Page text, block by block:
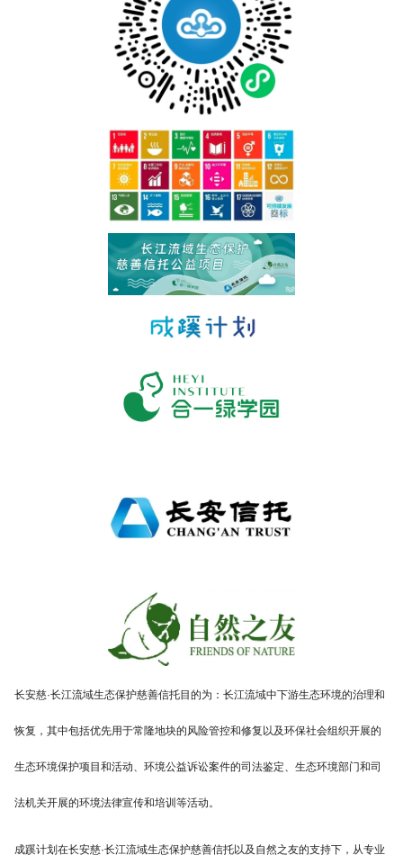
长安慈·长江流域生态保护慈善信托目的为：长江流域中下游生态环境的治理和
恢复，其中包括优先用于常隆地块的风险管控和修复以及环保社会组织开展的
生态环境保护项目和活动、环境公益诉讼案件的司法鉴定、生态环境部门和司
法机关开展的环境法律宣传和培训等活动。
成蹊计划在长安慈·长江流域生态保护慈善信托以及自然之友的支持下，从专业